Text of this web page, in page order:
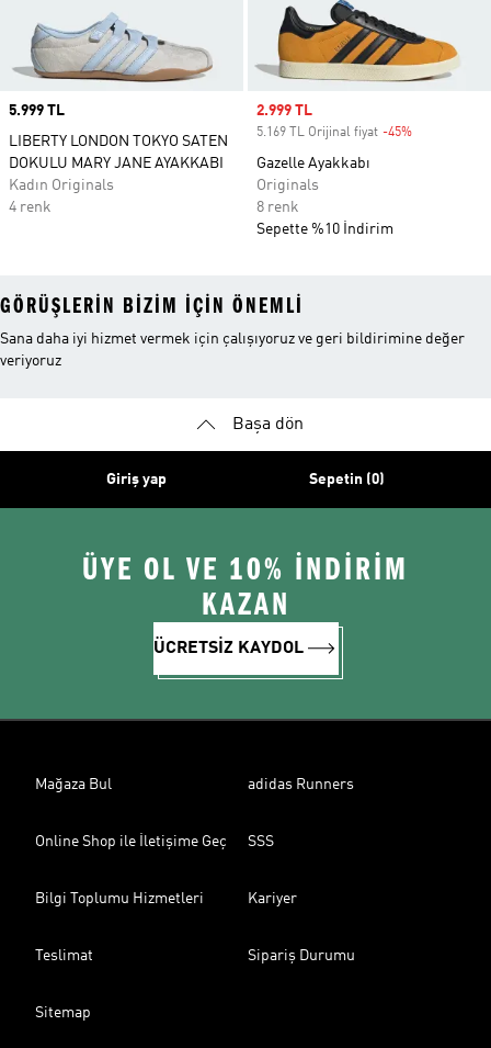
Price
5.999 TL
LIBERTY LONDON TOKYO SATEN
DOKULU MARY JANE AYAKKABI
Kadın Originals
4 renk
Sale price
2.999 TL
5.169 TL Orijinal fiyat -45%
Gazelle Ayakkabı
Originals
8 renk
Sepette %10 İndirim
GÖRÜŞLERIN BIZIM IÇIN ÖNEMLI
Sana daha iyi hizmet vermek için çalışıyoruz ve geri bildirimine değer
veriyoruz
Başa dön
Giriş yap Sepetin (0)
ÜYE OL VE 10% İNDİRİM
KAZAN
ÜCRETSİZ KAYDOL
Mağaza Bul adidas Runners
Online Shop ile İletişime Geç SSS
Bilgi Toplumu Hizmetleri Kariyer
Teslimat Sipariş Durumu
Sitemap